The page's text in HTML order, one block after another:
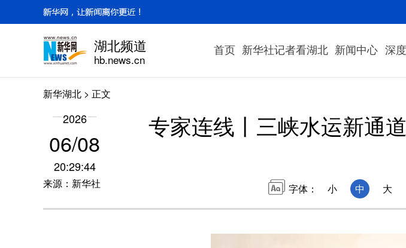
湖北频道
hb.news.cn
首页 新华社记者看湖北 新闻中心 深
新华湖北 > 正文
2026
06/08
20:29:44
来源：新华社
专家连线丨三峡水运新通
字体： 小 中 大